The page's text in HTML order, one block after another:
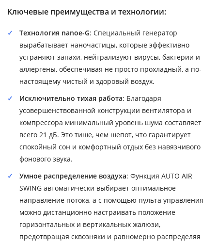
Ключевые преимущества и технологии:
Технология nanoe-G: Специальный генератор
вырабатывает наночастицы, которые эффективно
устраняют запахи, нейтрализуют вирусы, бактерии и
аллергены, обеспечивая не просто прохладный, а по-
настоящему чистый и здоровый воздух.
Исключительно тихая работа: Благодаря
усовершенствованной конструкции вентилятора и
компрессора минимальный уровень шума составляет
всего 21 дБ. Это тише, чем шепот, что гарантирует
спокойный сон и комфортный отдых без навязчивого
фонового звука.
Умное распределение воздуха: Функция AUTO AIR
SWING автоматически выбирает оптимальное
направление потока, а с помощью пульта управления
можно дистанционно настраивать положение
горизонтальных и вертикальных жалюзи,
предотвращая сквозняки и равномерно распределяя